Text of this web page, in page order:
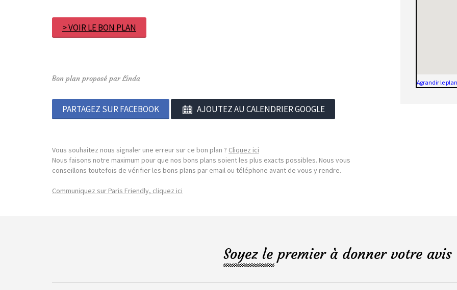
> VOIR LE BON PLAN
Bon plan proposé par Linda
PARTAGEZ SUR FACEBOOK AJOUTEZ AU CALENDRIER GOOGLE
Vous souhaitez nous signaler une erreur sur ce bon plan ? Cliquez ici
Nous faisons notre maximum pour que nos bons plans soient les plus exacts possibles. Nous vous
conseillons toutefois de vérifier les bons plans par email ou téléphone avant de vous y rendre.
Communiquez sur Paris Friendly, cliquez ici
Agrandir le plan
Soyez le premier à donner votre